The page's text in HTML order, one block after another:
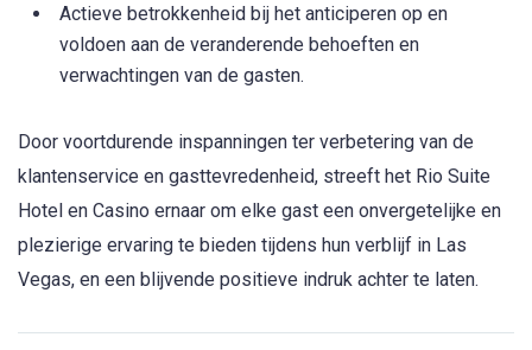
Actieve betrokkenheid bij het anticiperen op en
voldoen aan de veranderende behoeften en
verwachtingen van de gasten.
Door voortdurende inspanningen ter verbetering van de
klantenservice en gasttevredenheid, streeft het Rio Suite
Hotel en Casino ernaar om elke gast een onvergetelijke en
plezierige ervaring te bieden tijdens hun verblijf in Las
Vegas, en een blijvende positieve indruk achter te laten.